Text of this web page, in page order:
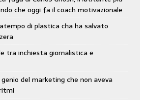
che oggi fa il coach motivazionale
di plastica cha ha salvato
tra inchiesta giornalistica e
genio del marketing che non aveva